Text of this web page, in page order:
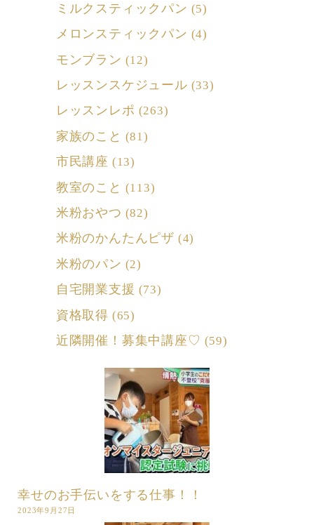
ミルクスティックパン (5)
メロンスティックパン (4)
モンブラン (12)
レッスンスケジュール (33)
レッスンレポ (263)
家族のこと (81)
市民講座 (13)
教室のこと (113)
米粉おやつ (82)
米粉のかんたんピザ (4)
米粉のパン (2)
自宅開業支援 (73)
資格取得 (65)
近隣開催！募集中講座♡ (59)
幸せのお手伝いをする仕事！！
2023年9月27日